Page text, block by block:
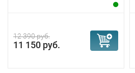
12 390 руб.
11 150 руб.